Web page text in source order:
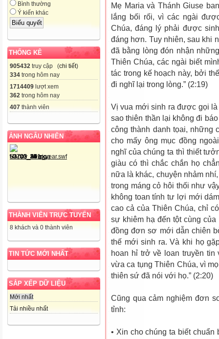
Bình thường
Ý kiến khác
THỐNG KÊ
905432 truy cập (chi tiết)
334 trong hôm nay
1714409 lượt xem
362 trong hôm nay
407 thành viên
ẢNH NGẪU NHIÊN
THÀNH VIÊN TRỰC TUYẾN
8 khách và 0 thành viên
TIN TỨC MỚI NHẤT
SẮP XẾP DỮ LIỆU
Mới nhất
Tải nhiều nhất
Mẹ Maria và Thánh Giuse
lắng bối rối, vì các ngài
Chúa, đáng lý phải được
đáng hơn. Tuy nhiên, sau khi
đã bằng lòng đón nhận
Thiên Chúa, các ngài biết
tác trong kế hoạch này, bởi
đi nghĩ lại trong lòng.” (2:19)
Vị vua mới sinh ra được gọi
sao thiên thần lại không đi
công thành danh tọai, những
cho mấy ông mục đồng
nghĩ của chúng ta thì thiết
giàu có thì chắc chắn họ
nữa là khác, chuyện nhảm
trong máng cỏ hôi thối như
không toan tính tư lợi mới
cao cả của Thiên Chúa, chỉ
sự khiêm hạ đến tột cùng
đồng đơn sơ mới dẫn chiên
thế mới sinh ra. Và khi họ
hoan hỉ trở về loan truyền
vừa ca tụng Thiên Chúa, vì
thiên sứ đã nói với họ.” (2:20)
Cũng qua cảm nghiệm đơn
tỉnh:
• Xin cho chúng ta biết